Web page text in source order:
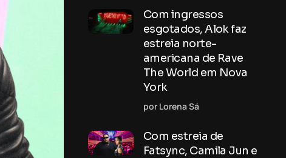
Com ingressos
esgotados, Alok faz
estreia norte-
americana de Rave
The World em Nova
York
por Lorena Sá
Com estreia de
Fatsync, Camila Jun e